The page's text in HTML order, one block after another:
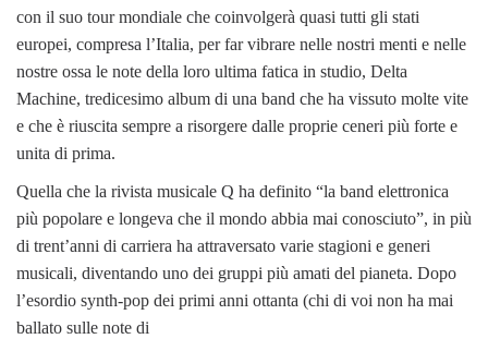
con il suo tour mondiale che coinvolgerà quasi tutti gli stati
europei, compresa l’Italia, per far vibrare nelle nostri menti e nelle
nostre ossa le note della loro ultima fatica in studio, Delta
Machine, tredicesimo album di una band che ha vissuto molte vite
e che è riuscita sempre a risorgere dalle proprie ceneri più forte e
unita di prima.
Quella che la rivista musicale Q ha definito “la band elettronica
più popolare e longeva che il mondo abbia mai conosciuto”, in più
di trent’anni di carriera ha attraversato varie stagioni e generi
musicali, diventando uno dei gruppi più amati del pianeta. Dopo
l’esordio synth-pop dei primi anni ottanta (chi di voi non ha mai
ballato sulle note di